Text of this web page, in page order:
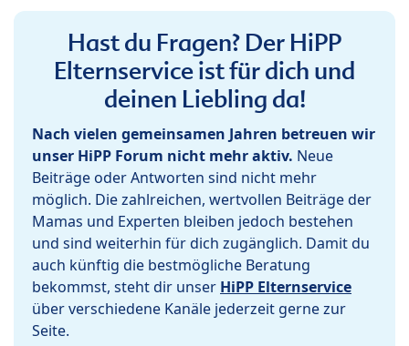
Hast du Fragen? Der HiPP
Elternservice ist für dich und
deinen Liebling da!
Nach vielen gemeinsamen Jahren betreuen wir
unser HiPP Forum nicht mehr aktiv. Neue
Beiträge oder Antworten sind nicht mehr
möglich. Die zahlreichen, wertvollen Beiträge der
Mamas und Experten bleiben jedoch bestehen
und sind weiterhin für dich zugänglich. Damit du
auch künftig die bestmögliche Beratung
bekommst, steht dir unser HiPP Elternservice
über verschiedene Kanäle jederzeit gerne zur
Seite.